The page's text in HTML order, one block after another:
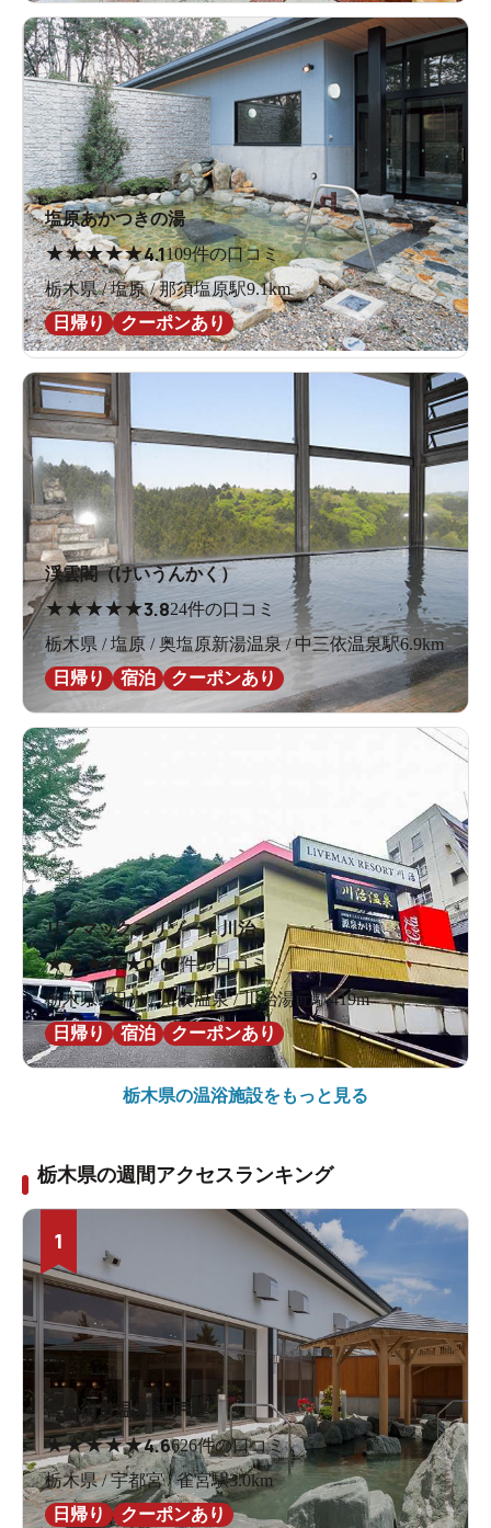
塩原あかつきの湯
★★★★★4.1109件の口コミ
栃木県 / 塩原 / 那須塩原駅9.1km
日帰り
クーポンあり
渓雲閣（けいうんかく）
★★★★★3.824件の口コミ
栃木県 / 塩原 / 奥塩原新湯温泉 / 中三依温泉駅6.9km
日帰り
宿泊 クーポンあり
リブマックスリゾート川治
★★★★★0.00件の口コミ
栃木県 / 日光 / 川俣温泉 / 川治湯元駅419m
日帰り
宿泊 クーポンあり
栃木県の温浴施設をもっと見る
栃木県の週間アクセスランキング
1
宮の街道温泉 江戸遊
★★★★★4.6626件の口コミ
栃木県 / 宇都宮 / 雀宮駅3.0km
日帰り
クーポンあり